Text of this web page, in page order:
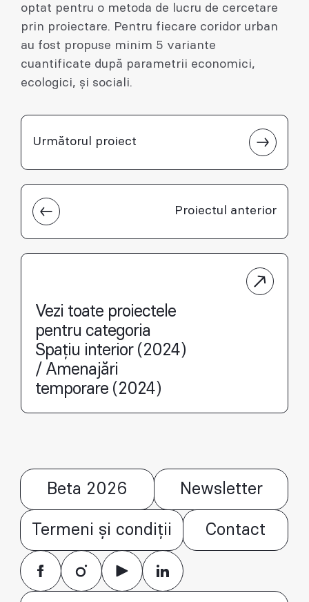
optat pentru o metoda de lucru de cercetare
prin proiectare. Pentru fiecare coridor urban
au fost propuse minim 5 variante
cuantificate după parametrii economici,
ecologici, și sociali.
Proiectul anterior
Următorul proiect
Vezi toate proiectele
pentru categoria
Spațiu interior (2024)
/ Amenajări
temporare (2024)
Beta 2026 Newsletter
Termeni și condiții Contact